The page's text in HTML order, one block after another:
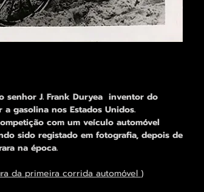
senhor J. Frank Duryea inventor do
gasolina nos Estados Unidos.
com um veículo automóvel
sido registado em fotografia, depois de
na época.
da primeira corrida automóvel )